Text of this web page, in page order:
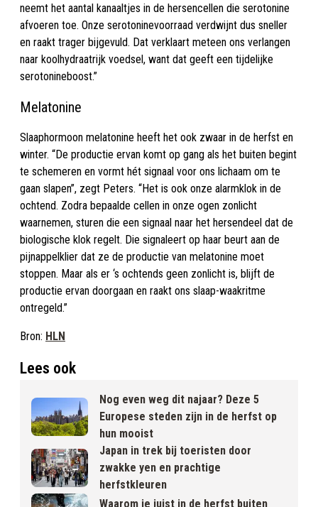
neemt het aantal kanaaltjes in de hersencellen die serotonine
afvoeren toe. Onze serotoninevoorraad verdwijnt dus sneller
en raakt trager bijgevuld. Dat verklaart meteen ons verlangen
naar koolhydraatrijk voedsel, want dat geeft een tijdelijke
serotonineboost.”
Melatonine
Slaaphormoon melatonine heeft het ook zwaar in de herfst en
winter. “De productie ervan komt op gang als het buiten begint
te schemeren en vormt hét signaal voor ons lichaam om te
gaan slapen”, zegt Peters. “Het is ook onze alarmklok in de
ochtend. Zodra bepaalde cellen in onze ogen zonlicht
waarnemen, sturen die een signaal naar het hersendeel dat de
biologische klok regelt. Die signaleert op haar beurt aan de
pijnappelklier dat ze de productie van melatonine moet
stoppen. Maar als er ‘s ochtends geen zonlicht is, blijft de
productie ervan doorgaan en raakt ons slaap-waakritme
ontregeld.”
Bron: HLN
Lees ook
Nog even weg dit najaar? Deze 5
Europese steden zijn in de herfst op
hun mooist
Japan in trek bij toeristen door
zwakke yen en prachtige
herfstkleuren
Waarom je juist in de herfst buiten